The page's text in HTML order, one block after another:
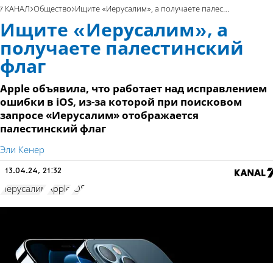
7 КАНАЛ Общество Ищите «Иерусалим», а получаете палестинский флаг
Ищите «Иерусалим», а
получаете палестинский
флаг
Apple объявила, что работает над исправлением
ошибки в iOS, из-за которой при поисковом
запросе «Иерусалим» отображается
палестинский флаг
Эли Кенер
13.04.24, 21:32
Иерусалим Apple iOS